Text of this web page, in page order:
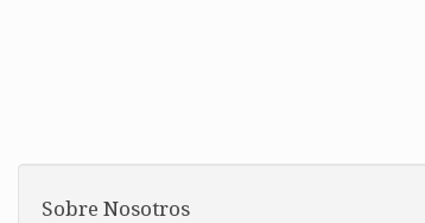
Sobre Nosotros